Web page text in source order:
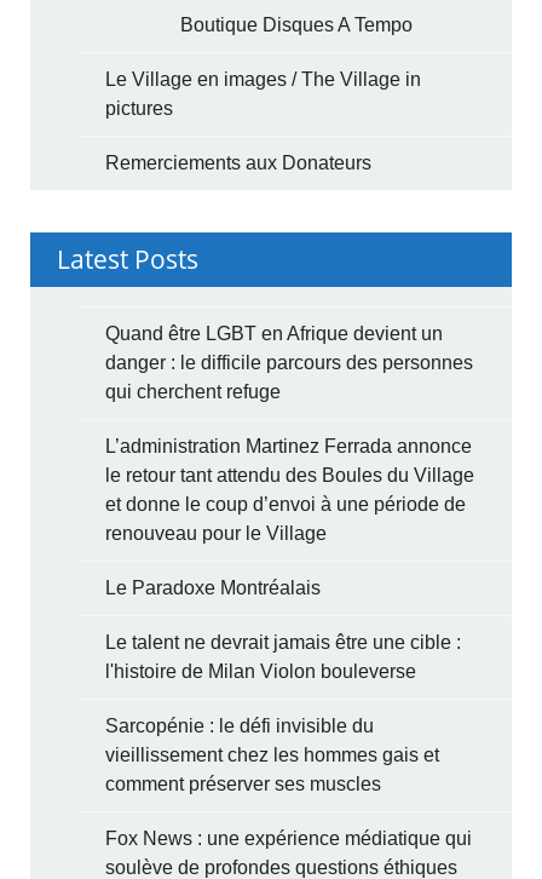
Boutique Disques A Tempo
Le Village en images / The Village in
pictures
Remerciements aux Donateurs
Latest Posts
Quand être LGBT en Afrique devient un
danger : le difficile parcours des personnes
qui cherchent refuge
L’administration Martinez Ferrada annonce
le retour tant attendu des Boules du Village
et donne le coup d’envoi à une période de
renouveau pour le Village
Le Paradoxe Montréalais
Le talent ne devrait jamais être une cible :
l'histoire de Milan Violon bouleverse
Sarcopénie : le défi invisible du
vieillissement chez les hommes gais et
comment préserver ses muscles
Fox News : une expérience médiatique qui
soulève de profondes questions éthiques